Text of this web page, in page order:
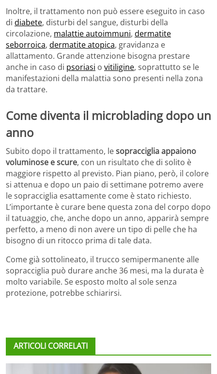
Inoltre, il trattamento non può essere eseguito in caso
di diabete, disturbi del sangue, disturbi della
circolazione, malattie autoimmuni, dermatite
seborroica, dermatite atopica, gravidanza e
allattamento. Grande attenzione bisogna prestare
anche in caso di psoriasi o vitiligine, soprattutto se le
manifestazioni della malattia sono presenti nella zona
da trattare.
Come diventa il microblading dopo un
anno
Subito dopo il trattamento, lesopracciglia appaiono
voluminose e scure, con un risultato che di solito è
maggiore rispetto al previsto. Pian piano, però, il colore
si attenua e dopo un paio di settimane potremo avere
le sopracciglia esattamente come è stato richiesto.
L’importante è curare bene questa zona del corpo dopo
il tatuaggio, che, anche dopo un anno, apparirà sempre
perfetto, a meno di non avere un tipo di pelle che ha
bisogno di un ritocco prima di tale data.
Come già sottolineato, il trucco semipermanente alle
sopracciglia può durare anche 36 mesi, ma la durata è
molto variabile. Se esposto molto al sole senza
protezione, potrebbe schiarirsi.
ARTICOLI CORRELATI